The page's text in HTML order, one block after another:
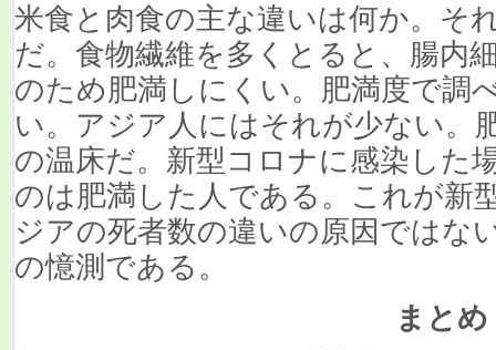
米食と肉食の主な違いは何か。そ
だ。食物繊維を多くとると、腸内
のため肥満しにくい。肥満度で調
い。アジア人にはそれが少ない。
の温床だ。新型コロナに感染した
のは肥満した人である。これが新
ジアの死者数の違いの原因ではな
の憶測である。
まとめ